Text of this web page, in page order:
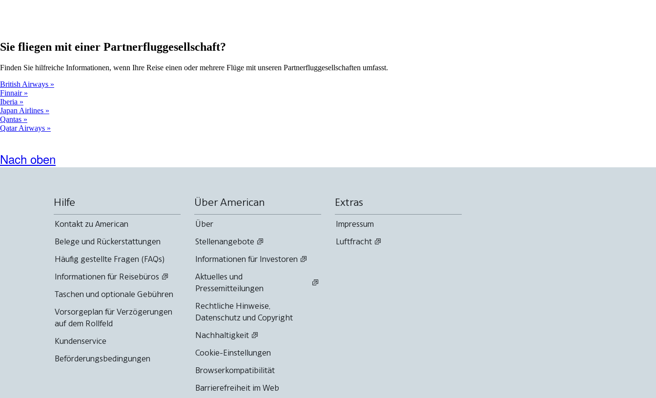
Sie fliegen mit einer Partnerfluggesellschaft?
Finden Sie hilfreiche Informationen, wenn Ihre Reise einen oder mehrere Flüge mit unseren Partnerfluggesellschaften umfasst.
British Airways
Finnair
Iberia
Japan Airlines
Qantas
Qatar Airways
Nach oben
Hilfe
Kontakt zu American
Belege und Rückerstattungen
Häufig gestellte Fragen (FAQs)
Informationen für Reisebüros
Taschen und optionale Gebühren
Vorsorgeplan für Verzögerungen
auf dem Rollfeld
Kundenservice
Beförderungsbedingungen
Über American
Über
Stellenangebote
Informationen für Investoren
Aktuelles und
Pressemitteilungen
Rechtliche Hinweise,
Datenschutz und Copyright
Nachhaltigkeit
Cookie-Einstellungen
Browserkompatibilität
Barrierefreiheit im Web
Extras
Impressum
Luftfracht